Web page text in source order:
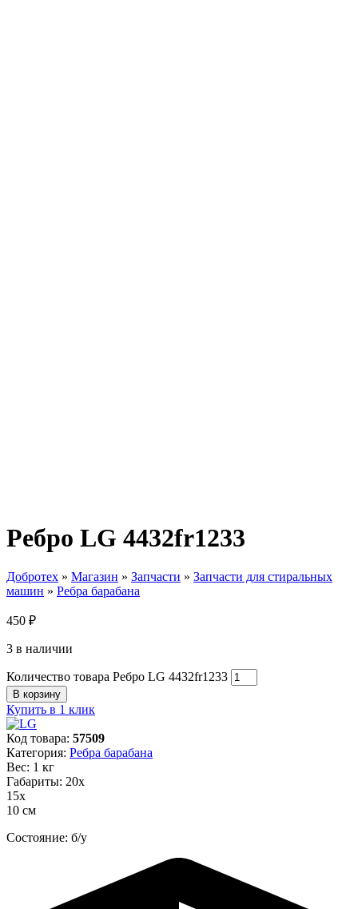
Ребро LG 4432fr1233
Добротех » Магазин » Запчасти » Запчасти для стиральных
машин » Ребра барабана
450 ₽
3 в наличии
Количество товара Ребро LG 4432fr1233
В корзину
Купить в 1 клик
Код товара: 57509
Категория: Ребра барабана
Вес: 1 кг
Габариты: 20х
15х
10 см
Состояние: б/у